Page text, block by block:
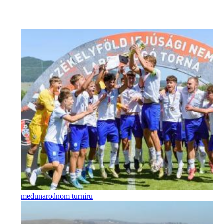
međunarodnom turniru